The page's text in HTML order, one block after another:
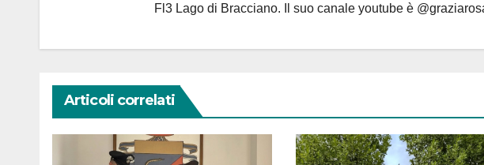
Fl3 Lago di Bracciano. Il suo canale youtube è
Articoli correlati